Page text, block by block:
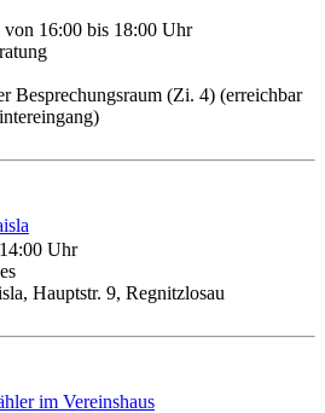
von 16:00 bis 18:00 Uhr
Besprechungsraum (Zi. 4) (erreichbar
Uhr
Hauptstr. 9, Regnitzlosau
im Vereinshaus